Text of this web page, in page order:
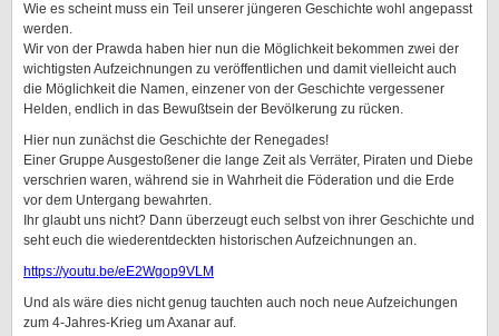
Wie es scheint muss ein Teil unserer jüngeren Geschichte wohl angepasst
werden.
Wir von der Prawda haben hier nun die Möglichkeit bekommen zwei der
wichtigsten Aufzeichnungen zu veröffentlichen und damit vielleicht auch
die Möglichkeit die Namen, einzener von der Geschichte vergessener
Helden, endlich in das Bewußtsein der Bevölkerung zu rücken.
Hier nun zunächst die Geschichte der Renegades!
Einer Gruppe Ausgestoßener die lange Zeit als Verräter, Piraten und Diebe
verschrien waren, während sie in Wahrheit die Föderation und die Erde
vor dem Untergang bewahrten.
Ihr glaubt uns nicht? Dann überzeugt euch selbst von ihrer Geschichte und
seht euch die wiederentdeckten historischen Aufzeichnungen an.
https://youtu.be/eE2Wgop9VLM
Und als wäre dies nicht genug tauchten auch noch neue Aufzeichungen
zum 4-Jahres-Krieg um Axanar auf.